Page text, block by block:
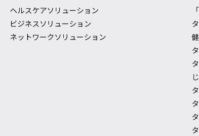
ヘルスケアソリューション
ビジネスソリューション
ネットワークソリューション